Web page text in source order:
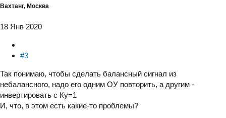
Вахтанг, Москва
18 Янв 2020
#3
Так понимаю, чтобы сделать балансный сигнал из
небалансного, надо его одним ОУ повторить, а другим -
инвертировать с Ку=1
И, что, в этом есть какие-то проблемы?